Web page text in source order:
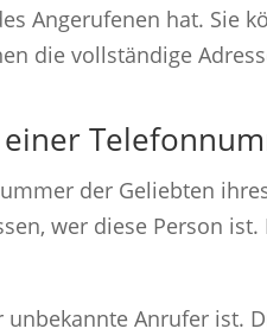
Angerufenen hat. Sie
die vollständige
der Geliebten
wer diese Person
unbekannte Anrufer